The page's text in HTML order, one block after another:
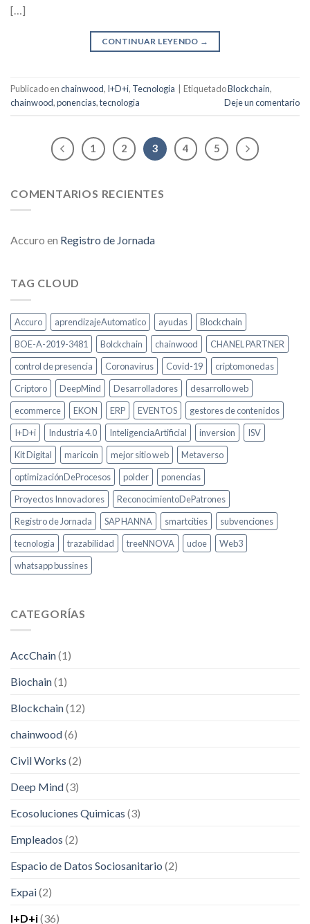
[…]
CONTINUAR LEYENDO →
Publicado enchainwood, I+D+i, Tecnologia EtiquetadoBlockchain,
chainwood,ponencias,tecnologia Deje un comentario
1 2 3 4 5
COMENTARIOS RECIENTES
Accuro en Registro de Jornada
TAG CLOUD
Accuro aprendizajeAutomatico ayudas
Blockchain
BOE-A-2019-3481
Bolckchain chainwood
CHANEL PARTNER
control de presencia
Coronavirus Covid-19
criptomonedas
Criptoro
DeepMind Desarrolladores
desarrollo web
ecommerce
EKON ERP EVENTOS
gestores de contenidos
I+D+i
Industria 4.0 InteligenciaArtificial inversion
ISV
Kit Digital
maricoin mejor sitio web
Metaverso
optimizaciónDeProcesos
polder
ponencias
Proyectos Innovadores
ReconocimientoDePatrones
Registro de Jornada
SAP HANNA smartcities
subvenciones
tecnologia
trazabilidad treeNNOVA udoe
Web3
whatsapp bussines
CATEGORÍAS
AccChain(1)
Biochain(1)
Blockchain(12)
chainwood(6)
Civil Works (2)
Deep Mind(3)
Ecosoluciones Quimicas (3)
Empleados (2)
Espacio de Datos Sociosanitario (2)
Expai(2)
I+D+i(36)